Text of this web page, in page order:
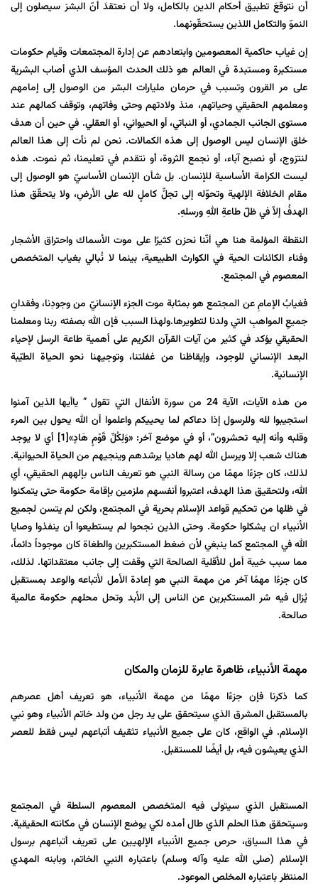
أن نتوقعَ تطبيق أحكام الدين بالكامل، ولا أن نعتقدَ أنّ البشرَ سيصلون إلى
النموّ والتكامل اللذين يستحقّونهما.
إن غياب حاکمیة المعصومین وابتعادهم عن إدارة المجتمعات وقيام حكومات
مستكبرة ومستبدة في العالم هو ذلك الحدث المؤسف الذي أصاب البشرية
على مر القرون وتسبب في حرمان مليارات البشر من الوصول إلى إمامهم
ومعلمهم الحقيقي وحياتهم، منذ ولادتهم وحتى وفاتهم، وتوقف کمالهم عند
مستوى الجانب الجمادي، أو النباتي، أو الحيواني، أو العقلي. في حين أن هدف
خلق الإنسان ليس الوصول إلى هذه الكمالات. نحن لم نأت إلى هذا العالم
لنتزوج، أو نصبح آباء، أو نجمع الثروة، أو نتقدم في تعليمنا، ثم نموت. هذه
ليست الكرامة الأساسية للإنسان. بل شأن الإنسان الأساسيّ هو الوصول إلى
مقام الخلافة الإلهية وتحوّله إلى تجلٍّ كاملٍ لله على الأرضِ، ولا يتحقّق هذا
الهدفُ إلاّ في ظلّ طاعةِ اللهِ ورسلهِ.
النقطة المؤلمة هنا هي أنّنا نحزن كثيرًا على موت الأسماك واحتراق الأشجار
وفناء الكائنات الحية في الكوارث الطبيعية، بينما لا نُبالي بغياب المتخصص
المعصوم في المجتمع.
فغيابُ الإمامِ عن المجتمع هو بمثابة موت الجزء الإنسانيّ من وجودِنا، وفقدانِ
جميعِ المواهبِ التي ولدنا لتطويرها.ولهذا السبب فإن الله بصفته ربنا ومعلمنا
الحقيقي يؤكد في كثير من آيات القرآن الكريم على أهمية طاعة الرسل لإحياء
البعد الإنساني للوجود، وإيقاظنا من غفلتنا، وتوجيهنا نحو الحياة الطيّبة
الإنسانية.
من هذه الآيات، الآية 24 من سورة الأنفال التي تقول ” ياأيها الذين آمنوا
استجيبوا لله وللرسول إذا دعاكم لما يحييكم واعلموا أن الله يحول بين المرء
وقلبه وأنه إليه تحشرون”، أو في موضع آخر: «وَلِكُلِّ قَوْمٍ هَادٍ»[1]
أي لا يوجد
هناك شعب إلا ويرسل الله لهم هاديا يرشدهم وينجيهم من الحياة الحيوانية.
لذلك، كان جزءًا مهمًا من رسالة النبي هو تعريف الناس بإلههم الحقيقي، أي
الله، ولتحقيق هذا الهدف، اعتبروا أنفسهم ملزمين بإقامة حكومة حتى يتمكنوا
في ظلها من تحكیم قواعد الإسلام بحرية في المجتمع، ولكن لم یتسن لجمیع
الأنبياء ان يشكلوا حكومة. وحتى الذين نجحوا لم يستطيعوا أن ينفذوا وصايا
الله في المجتمع كما ينبغي لأن ضغط المستكبرين والطغاة كان موجوداً دائماً،
مما سبب خيبة أمل للأقلية الصالحة التي وقفت إلى جانب معتقداتها. لذلك،
كان جزءًا مهمًا آخر من مهمة النبي هو إعادة الأمل لأتباعه والوعد بمستقبل
يُزال فيه شر المستكبرين عن الناس إلى الأبد وتحل محلهم حكومة عالمية
صالحة.
مهمة الأنبياء، ظاهرة عابرة للزمان والمکان
كما ذکرنا فإن جزءًا مهمًا من مهمة الأنبياء، هو تعريف أهل عصرهم
بالمستقبل المشرق الذي سيتحقق على يد رجل من ولد خاتم الأنبياء وهو نبي
الإسلام. في الواقع، كان على جميع الأنبياء تثقيف أتباعهم ليس فقط للعصر
الذي يعيشون فيه، بل أيضًا للمستقبل.
المستقبل الذي سيتولى فيه المتخصص المعصوم السلطة في المجتمع
وسيتحقق هذا الحلم الذي طال أمده لکي يوضع الإنسان في مكانته الحقيقية.
في هذا السياق، حرص جميع الأنبياء الإلهيين على تعريف أتباعهم برسول
الإسلام (صلى الله عليه وآله وسلم) باعتباره النبي الخاتم، وبابنه المهدي
المنتظر باعتباره المخلص الموعود.